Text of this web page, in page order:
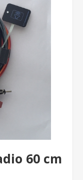
60 cm